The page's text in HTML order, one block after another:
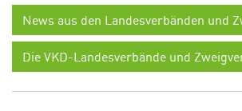
News aus den Landesverbänden und
Die VKD-Landesverbände und